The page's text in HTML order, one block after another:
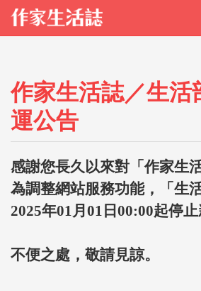
作家生活誌／生活
運公告
感謝您長久以來對「作家生
為調整網站服務功能，「生
2025年01月01日00:00起停
不便之處，敬請見諒。